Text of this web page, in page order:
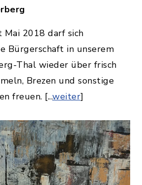
Mai 2018 darf sich
Bürgerschaft in unserem
Thal wieder über frisch
Brezen und sonstige
freuen. [...weiter]